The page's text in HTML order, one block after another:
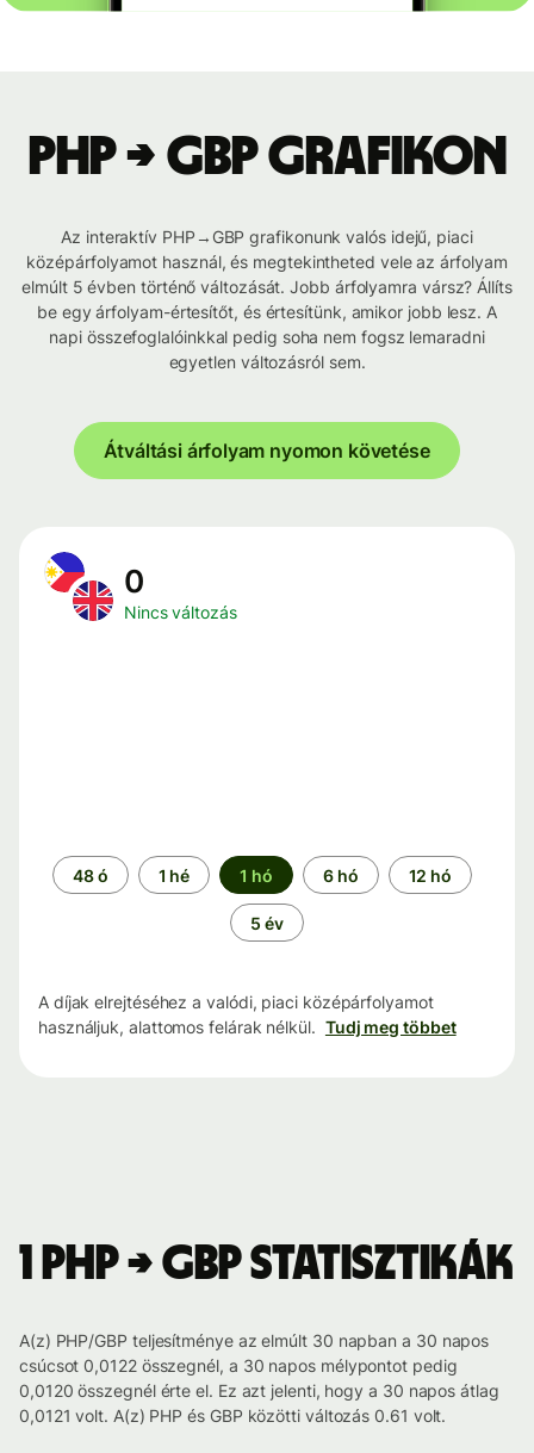
PHP → GBP grafikon
Az interaktív PHP→GBP grafikonunk valós idejű, piaci
középárfolyamot használ, és megtekintheted vele az árfolyam
elmúlt 5 évben történő változását. Jobb árfolyamra vársz? Állíts
be egy árfolyam-értesítőt, és értesítünk, amikor jobb lesz. A
napi összefoglalóinkkal pedig soha nem fogsz lemaradni
egyetlen változásról sem.
Átváltási árfolyam nyomon követése
0
Nincs változás
Időszak
48 ó 1 hé 1 hó 6 hó 12 hó
5 év
A díjak elrejtéséhez a valódi, piaci középárfolyamot
használjuk, alattomos felárak nélkül. Tudj meg többet
1 PHP → GBP statisztikák
A(z) PHP/GBP teljesítménye az elmúlt 30 napban a 30 napos
csúcsot 0,0122 összegnél, a 30 napos mélypontot pedig
0,0120 összegnél érte el. Ez azt jelenti, hogy a 30 napos átlag
0,0121 volt. A(z) PHP és GBP közötti változás 0.61 volt.